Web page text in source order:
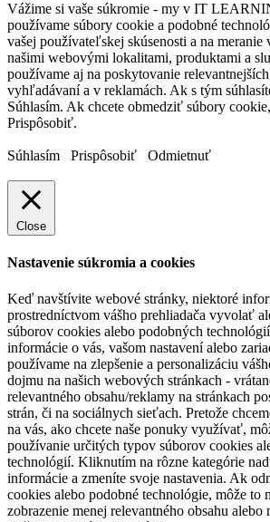
Vážime si vaše súkromie - my v IT
používame súbory cookie a podobné
vašej používateľskej skúsenosti a na meranie
našimi webovými lokalitami, produktami a
používame aj na poskytovanie
vyhľadávaní a v reklamách. Ak s tým
Súhlasím. Ak chcete obmedziť súbory
Prispôsobiť.
Súhlasím Prispôsobiť Odmietnuť
Close
Nastavenie súkromia a cookies
Keď navštívite webové stránky, niektoré
prostredníctvom vášho prehliadača vyvolať
súborov cookies alebo podobných
informácie o vás, vašom nastavení alebo
používame na zlepšenie a personalizáciu
dojmu na našich webových stránkach -
relevantného obsahu/reklamy na stránkach
strán, či na sociálnych sieťach. Pretože
na vás, ako chcete naše ponuky využívať,
používanie určitých typov súborov cookies
technológií. Kliknutím na rôzne kategórie
informácie a zmeníte svoje nastavenia. Ak
cookies alebo podobné technológie, môže to
zobrazenie menej relevantného obsahu